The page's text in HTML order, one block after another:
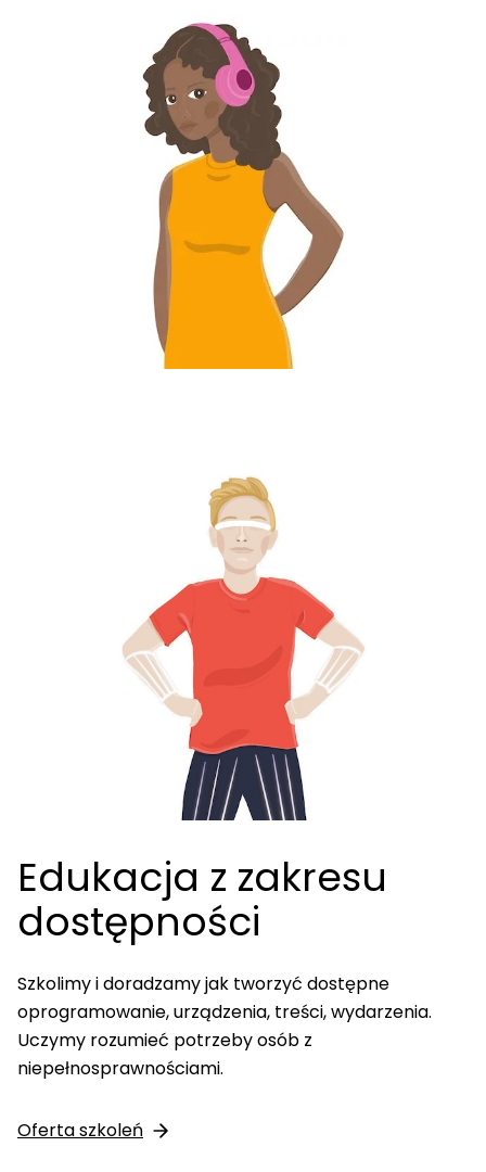
Edukacja z zakresu
dostępności
Szkolimy i doradzamy jak tworzyć dostępne
oprogramowanie, urządzenia, treści, wydarzenia.
Uczymy rozumieć potrzeby osób z
niepełnosprawnościami.
Oferta szkoleń